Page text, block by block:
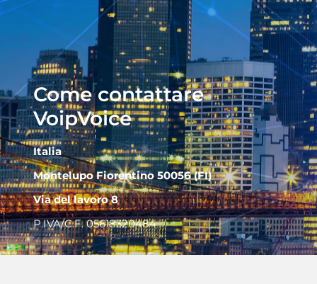
Come contattare
VoipVoice
Italia
Montelupo Fiorentino 50056 (FI)
Via del lavoro 8
P.IVA/C.F. 05618320484